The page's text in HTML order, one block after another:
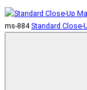
ms-884 Standard Close-